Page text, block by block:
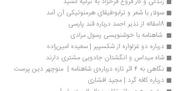
سولار با شعر و ترابوطیقای هرمنوتیکی آن آمد
18مقاله از نذیر احمد درباره قند پارسی
شاهنامه با خوشنویسی رسول مرادی
درباره دو غزلواره از شکسپیر | سعیده امین‌زاده
شاه میداس و انگشتان جادویی مشتری دارند
نگاهی به ۴ اثر تازه درباره‌ی شاهنامه |  منوچهر دین پرست
درباره کافه گرد | مجید افشاری